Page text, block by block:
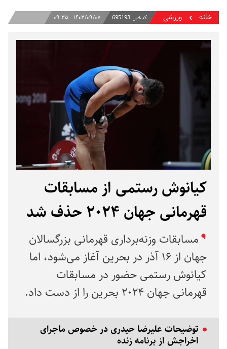
خانه ورزشی کدخبر:695193 ۱۴۰۳/۰۹/۰۷ - ۰۹:۳۵
کیانوش رستمی از مسابقات
قهرمانی جهان ۲۰۲۴ حذف شد
مسابقات وزنه‌برداری قهرمانی بزرگسالان
جهان از ۱۶ آذر در بحرین آغاز می‌شود، اما
کیانوش رستمی حضور در مسابقات
قهرمانی جهان ۲۰۲۴ بحرین را از دست داد.
توضیحات علیرضا حیدری در خصوص ماجرای
اخراجش از برنامه زنده